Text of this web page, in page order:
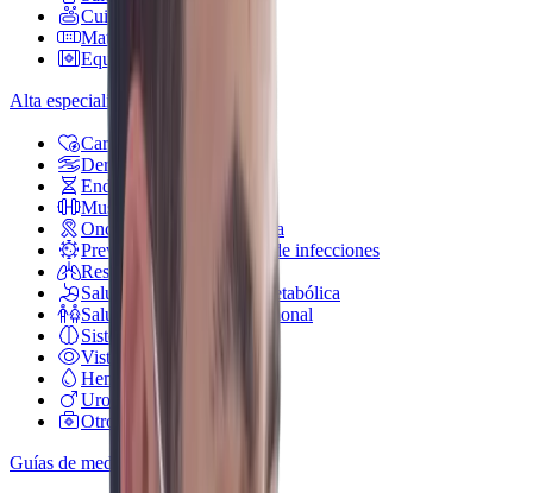
Cuidado personal
Material de curación
Equipo médico
Alta especialidad
Cardiovascular
Dermatología
Endocrina general
Muscular y articulaciones
Oncología e inmunoterapia
Prevención y tratamiento de infecciones
Respiratorio
Salud gastrointestinal y metabólica
Salud reproductiva y hormonal
Sistema nervioso
Vista y oído
Hematología
Urología
Otros medicamentos
Guías de medicamentos